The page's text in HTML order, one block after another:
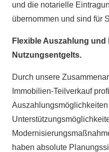
und die notarielle
übernommen und sind für
Flexible Auszahlung
Nutzungsentgelts.
Durch unsere
Immobilien-Teilverkauf
haben absolute